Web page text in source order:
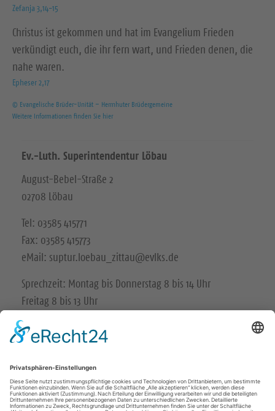
Zefanja 3,14-15
Christus ist gekommen und hat im Evangelium Frieden
verkündigt euch, die ihr fern wart, und Frieden denen, die
nahe waren.
Epheser 2,17
© Evangelische Brüder-Unität – Herrnhuter Brüdergemeine
Weitere Informationen finden Sie hier
Ev.-Luth. Superintendentur Löbau
August-Bebel-Straße 2
02708 Löbau
Tel: 03585 415771
Fax: 03585 415773
eMail: suptur.loebau_zittau@evlks.de
Sprechzeit: Montag bis Donnerstag 8 bis 14 Uhr
Freitag 8 bis 13 Uhr